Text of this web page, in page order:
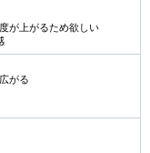
が上がるため欲しい
がる